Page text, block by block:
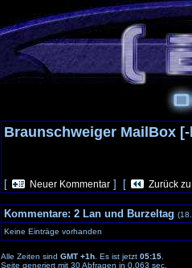
Braunschweiger MailBox
[ Neuer Kommentar ] [ Zurück
Kommentare: 2 Lan und Burzeltag
Keine Einträge vorhanden
Alle Zeiten sind GMT +1h . Es ist jetzt 05:15
Seite generiert mit 30 Abfragen in 0.063 sec.